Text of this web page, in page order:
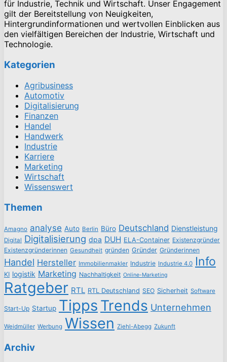
für Industrie, Technik und Wirtschaft. Unser Engagement
gilt der Bereitstellung von Neuigkeiten,
Hintergrundinformationen und wertvollen Einblicken aus
den vielfältigen Bereichen der Industrie, Wirtschaft und
Technologie.
Kategorien
Agribusiness
Automotiv
Digitalisierung
Finanzen
Handel
Handwerk
Industrie
Karriere
Marketing
Wirtschaft
Wissenswert
Themen
Amagno analyse Auto Berlin Büro Deutschland Dienstleistung
Digital Digitalisierung dpa DUH ELA-Container Existenzgründer
Existenzgründerinnen Gesundheit gründen Gründer Gründerinnen
Handel Hersteller Immobilienmakler Industrie Industrie 4.0 Info
KI logistik Marketing Nachhaltigkeit Online-Marketing
Ratgeber RTL RTL Deutschland SEO Sicherheit Software
Start-Up Startup Tipps Trends Unternehmen
Weidmüller Werbung Wissen Ziehl-Abegg Zukunft
Archiv